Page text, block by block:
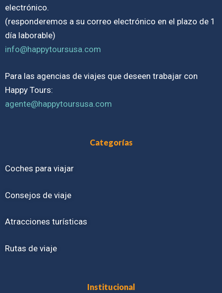
electrónico.
(responderemos a su correo electrónico en el plazo de 1
día laborable)
info@happytoursusa.com
Para las agencias de viajes que deseen trabajar con
Happy Tours:
agente@happytoursusa.com
Categorías
Coches para viajar
Consejos de viaje
Atracciones turísticas
Rutas de viaje
Institucional